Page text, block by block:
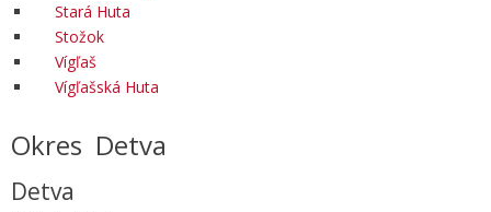
Stará Huta
Stožok
Vígľaš
Vígľašská Huta
Okres Detva
Detva